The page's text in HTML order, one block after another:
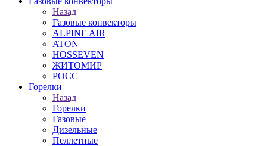
Назад
Газовые конвекторы
ALPINE AIR
ATON
HOSSEVEN
ЖИТОМИР
РОСС
Горелки
Назад
Горелки
Газовые
Дизельные
Пеллетные